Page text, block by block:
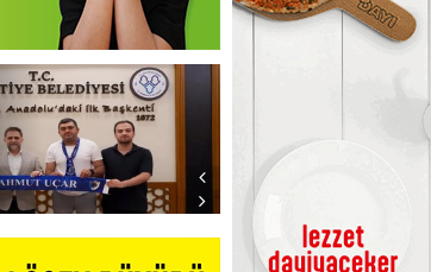
başlıyor! İlk
düdük Bolu'da
çalacak